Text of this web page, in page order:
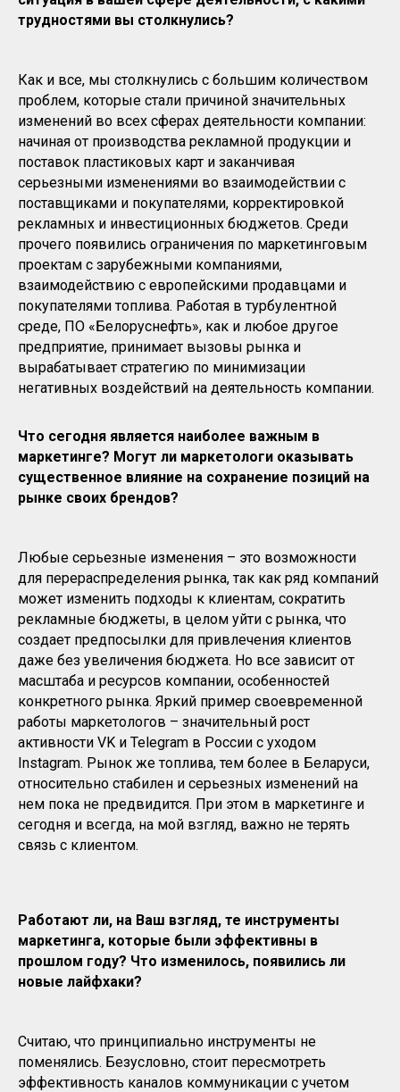
трудностями вы столкнулись?
Как и все, мы столкнулись с большим количеством
проблем, которые стали причиной значительных
изменений во всех сферах деятельности компании:
начиная от производства рекламной продукции и
поставок пластиковых карт и заканчивая
серьезными изменениями во взаимодействии с
поставщиками и покупателями, корректировкой
рекламных и инвестиционных бюджетов. Среди
прочего появились ограничения по маркетинговым
проектам с зарубежными компаниями,
взаимодействию с европейскими продавцами и
покупателями топлива. Работая в турбулентной
среде, ПО «Белоруснефть», как и любое другое
предприятие, принимает вызовы рынка и
вырабатывает стратегию по минимизации
негативных воздействий на деятельность компании.
Что сегодня является наиболее важным в
маркетинге? Могут ли маркетологи оказывать
существенное влияние на сохранение позиций на
рынке своих брендов?
Любые серьезные изменения – это возможности
для перераспределения рынка, так как ряд компаний
может изменить подходы к клиентам, сократить
рекламные бюджеты, в целом уйти с рынка, что
создает предпосылки для привлечения клиентов
даже без увеличения бюджета. Но все зависит от
масштаба и ресурсов компании, особенностей
конкретного рынка. Яркий пример своевременной
работы маркетологов – значительный рост
активности VK и Telegram в России с уходом
Instagram. Рынок же топлива, тем более в Беларуси,
относительно стабилен и серьезных изменений на
нем пока не предвидится. При этом в маркетинге и
сегодня и всегда, на мой взгляд, важно не терять
связь с клиентом.
Работают ли, на Ваш взгляд, те инструменты
маркетинга, которые были эффективны в
прошлом году? Что изменилось, появились ли
новые лайфхаки?
Считаю, что принципиально инструменты не
поменялись. Безусловно, стоит пересмотреть
эффективность каналов коммуникации с учетом